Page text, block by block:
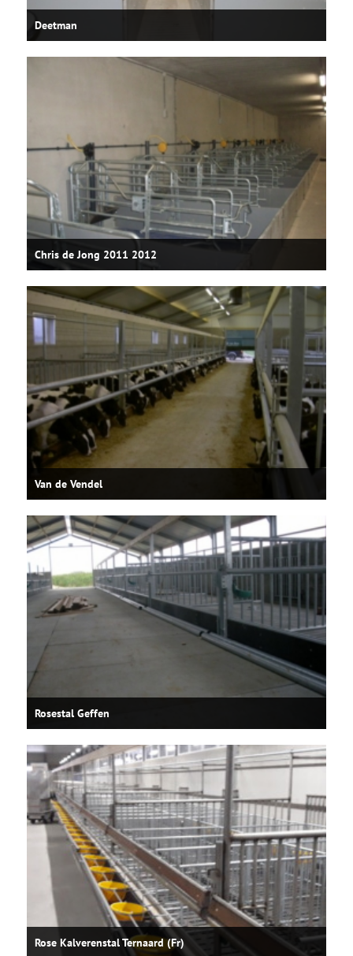
Deetman
Chris de Jong 2011 2012
Van de Vendel
Rosestal Geffen
Rose Kalverenstal Ternaard (Fr)